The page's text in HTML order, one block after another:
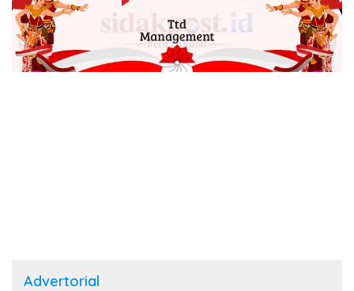
Advertorial